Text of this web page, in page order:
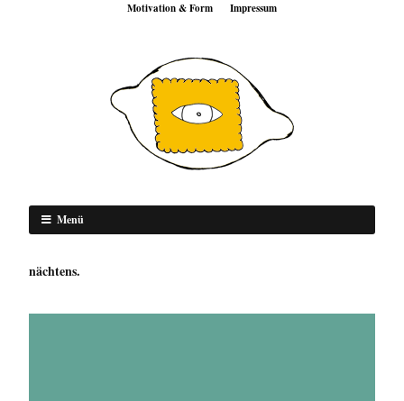
Motivation & Form Impressum
Menü
nächtens.